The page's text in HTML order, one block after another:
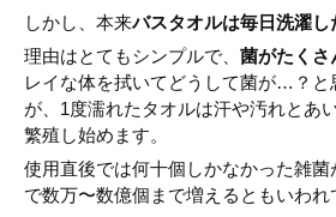
しかし、本来バスタオルは毎日洗濯し
理由はとてもシンプルで、 菌がたくさ
レイな体を拭いてどうして菌が…？と
が、1度濡れたタオルは汗や汚れとあ
繁殖し始めます。
使用直後では何十個しかなかった雑
で数万〜数億個まで増えるともいわれ